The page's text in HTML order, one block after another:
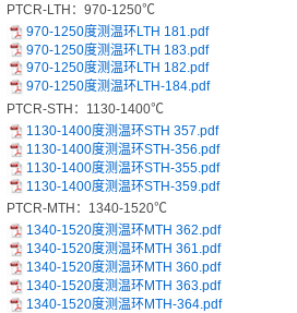
PTCR-LTH：970-1250℃
970-1250度测温环LTH 181.pdf
970-1250度测温环LTH 183.pdf
970-1250度测温环LTH 182.pdf
970-1250度测温环LTH-184.pdf
PTCR-STH：1130-1400℃
1130-1400度测温环STH 357.pdf
1130-1400度测温环STH-356.pdf
1130-1400度测温环STH-355.pdf
1130-1400度测温环STH-359.pdf
PTCR-MTH：1340-1520℃
1340-1520度测温环MTH 362.pdf
1340-1520度测温环MTH 361.pdf
1340-1520度测温环MTH 360.pdf
1340-1520度测温环MTH 363.pdf
1340-1520度测温环MTH-364.pdf